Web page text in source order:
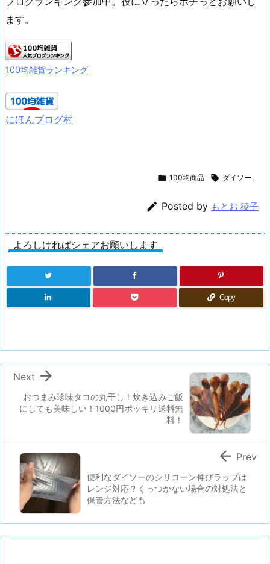
ます。
100均雑貨ランキング
にほんブログ村
 100均商品  ダイソー
 Posted by もとお 稜子
よろしければシェアお願いします
Copy
おつまみ珍味タコの丸干し！炊き込みご飯
にしても美味しい！1000円ポッキリ送料無
料！

Next
便利なダイソーのシリコーン伸びラップは
レンジ対応？くっつかない場合の対処法と
保管方法なども
 Prev